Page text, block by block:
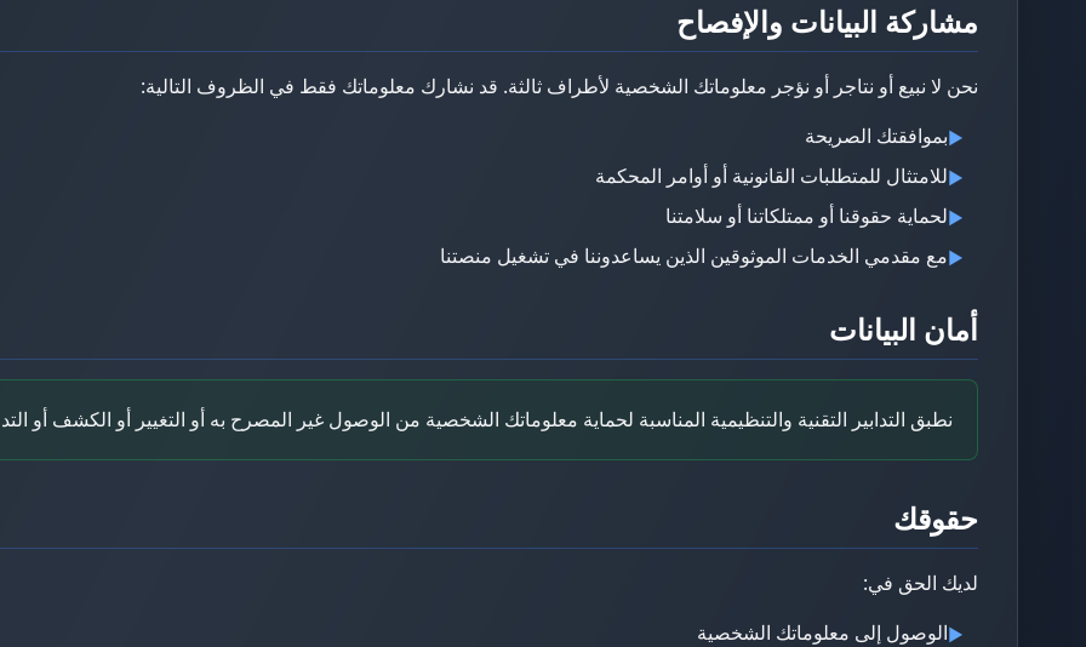
مشاركة البيانات والإفصاح
نحن لا نبيع أو نتاجر أو نؤجر معلوماتك الشخصية لأطراف ثالثة. قد نشارك معلوماتك فقط في الظروف التالية:
▶بموافقتك الصريحة
▶للامتثال للمتطلبات القانونية أو أوامر المحكمة
▶لحماية حقوقنا أو ممتلكاتنا أو سلامتنا
▶مع مقدمي الخدمات الموثوقين الذين يساعدوننا في تشغيل منصتنا
أمان البيانات
نطبق التدابير التقنية والتنظيمية المناسبة لحماية معلوماتك الشخصية من الوصول غير المصرح به أو التغيير أو الكشف أو
حقوقك
لديك الحق في:
▶الوصول إلى معلوماتك الشخصية